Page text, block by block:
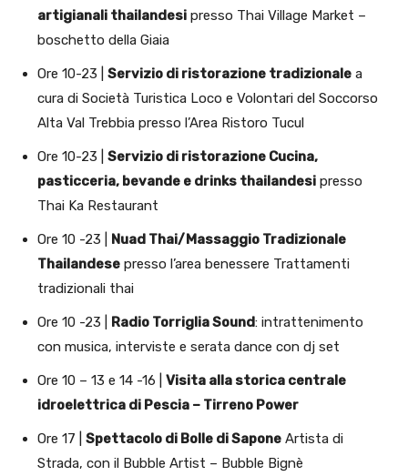
artigianali thailandesi presso Thai Village Market –
boschetto della Giaia
Ore 10-23 | Servizio di ristorazione tradizionale a
cura di Società Turistica Loco e Volontari del Soccorso
Alta Val Trebbia presso l’Area Ristoro Tucul
Ore 10-23 | Servizio di ristorazione Cucina,
pasticceria, bevande e drinks thailandesi presso
Thai Ka Restaurant
Ore 10 -23 | Nuad Thai/Massaggio Tradizionale
Thailandese presso l’area benessere Trattamenti
tradizionali thai
Ore 10 -23 | Radio Torriglia Sound: intrattenimento
con musica, interviste e serata dance con dj set
Ore 10 – 13 e 14 -16 | Visita alla storica centrale
idroelettrica di Pescia – Tirreno Power
Ore 17 | Spettacolo di Bolle di Sapone Artista di
Strada, con il Bubble Artist – Bubble Bignè